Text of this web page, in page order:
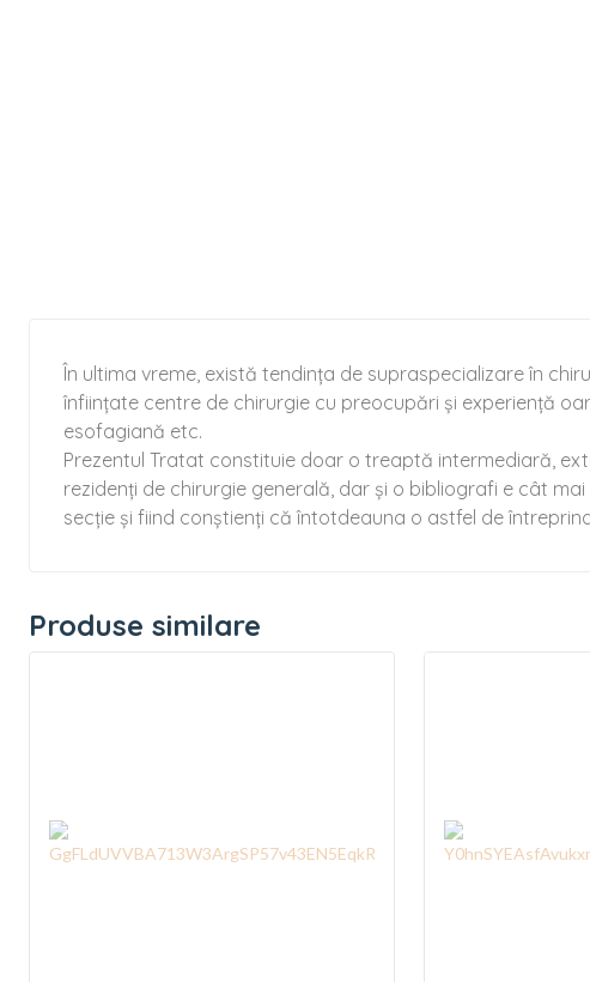
În ultima vreme, există tendința de supraspecializare în
înființate centre de chirurgie cu preocupări și experiență
esofagiană etc.
Prezentul Tratat constituie doar o treaptă intermediară,
rezidenți de chirurgie generală, dar și o bibliografi e cât
secție și fiind conștienți că întotdeauna o astfel de
Produse similare